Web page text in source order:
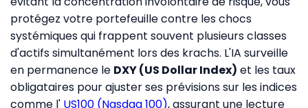
protégez votre portefeuille contre les chocs
systémiques qui frappent souvent plusieurs classes
d'actifs simultanément lors des krachs. L'IA surveille
en permanence le DXY (US Dollar Index) et les taux
obligataires pour ajuster ses prévisions sur les indices
comme l' US100 (Nasdaq 100), assurant une lecture